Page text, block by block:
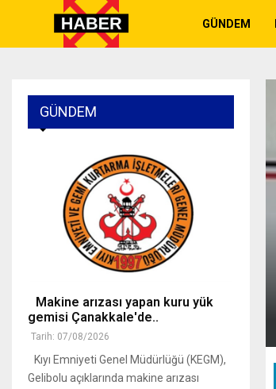
GÜNDEM
GÜNDEM
Makine arızası yapan kuru yük
gemisi Çanakkale'de..
Tarih: 07/08/2026
Kıyı Emniyeti Genel Müdürlüğü (KEGM),
Gelibolu açıklarında makine arızası